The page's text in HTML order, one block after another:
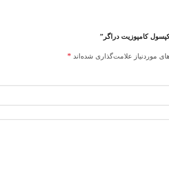
کامپوزیت دراگر”
موردنیاز علامت‌گذاری شده‌اند *